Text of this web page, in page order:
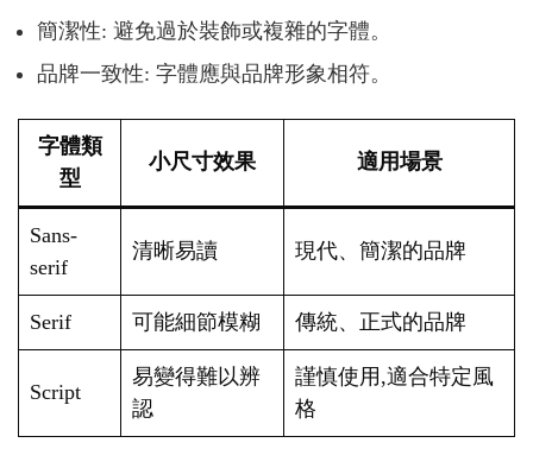
簡潔性: 避免過於裝飾或複雜的字體。
品牌一致性: 字體應與品牌形象相符。
字體類
型
小尺寸效果 適用場景
Sans-
serif
清晰易讀 現代、簡潔的品牌
Serif 可能細節模糊 傳統、正式的品牌
Script
易變得難以辨
認
謹慎使用,適合特定風
格